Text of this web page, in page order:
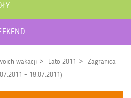
wakacji Lato 2011
Zagranica
- 18.07.2011)